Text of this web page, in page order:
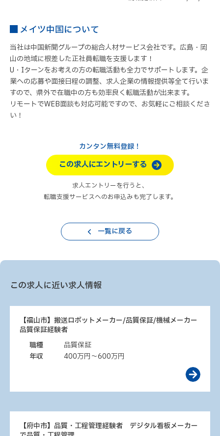
メイツ中国について
当社は中国新聞グループの総合人材サービス会社です。広島・岡
山の地域に根差した正社員転職を支援します！
U・Iターンをお考えの方の転職活動も全力でサポートします。企
業への応募や面接日程の調整、求人企業の情報提供等全て行いま
すので、県外で在職中の方も効率良く転職活動が出来ます。
リモートでWEB面談も対応可能ですので、お気軽にご相談くださ
い！
カンタン無料登録！
この求人にエントリーする
求人エントリーを行うと、
転職支援サービスへのお申込みも完了します。
一覧に戻る
この求人に近い求人情報
【福山市】搬送ロボットメーカー/品質保証/機械メーカー
品質保証経験者
職種
品質保証
年収
400万円～600万円
【府中市】品質・工程管理経験者 デジタル看板メーカー